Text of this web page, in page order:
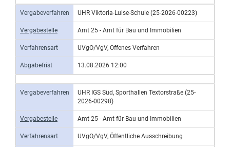
Vergabeverfahren UHR Viktoria-Luise-Schule (25-2026-00223)
Vergabestelle Amt 25 - Amt für Bau und Immobilien
Verfahrensart UVgO/VgV, Offenes Verfahren
Abgabefrist 13.08.2026 12:00
Vergabeverfahren
UHR IGS Süd, Sporthallen Textorstraße (25-
2026-00298)
Vergabestelle Amt 25 - Amt für Bau und Immobilien
Verfahrensart UVgO/VgV, Öffentliche Ausschreibung